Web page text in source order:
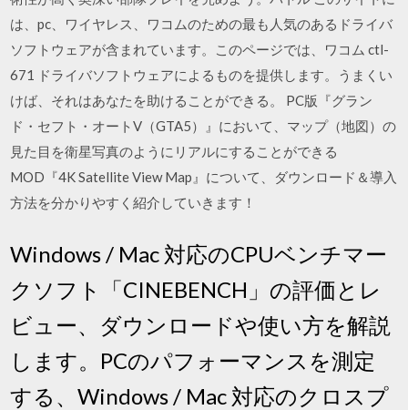
は、pc、ワイヤレス、ワコムのための最も人気のあるドライバ
ソフトウェアが含まれています。このページでは、ワコム ctl-
671 ドライバソフトウェアによるものを提供します。うまくい
けば、それはあなたを助けることができる。 PC版『グラン
ド・セフト・オートV（GTA5）』において、マップ（地図）の
見た目を衛星写真のようにリアルにすることができる
MOD『4K Satellite View Map』について、ダウンロード＆導入
方法を分かりやすく紹介していきます！
Windows / Mac 対応のCPUベンチマー
クソフト「CINEBENCH」の評価とレ
ビュー、ダウンロードや使い方を解説
します。PCのパフォーマンスを測定
する、Windows / Mac 対応のクロスプ